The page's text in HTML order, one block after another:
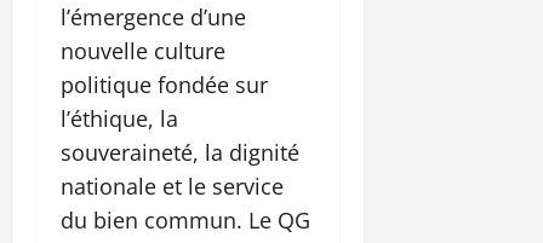
l’émergence d’une
nouvelle culture
politique fondée sur
l’éthique, la
souveraineté, la dignité
nationale et le service
du bien commun. Le QG